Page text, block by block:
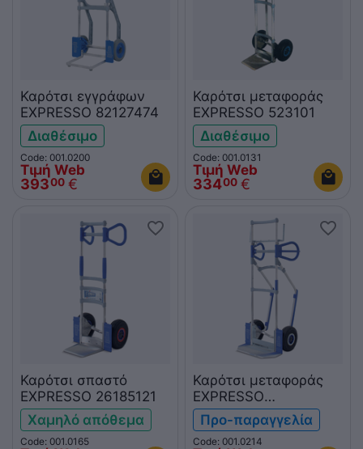
Καρότσι εγγράφων
EXPRESSO 82127474
Διαθέσιμο
Code: 001.0200
Τιμή Web
39300 €
Καρότσι μεταφοράς
EXPRESSO 523101
Διαθέσιμο
Code: 001.0131
Τιμή Web
33400 €
Καρότσι σπαστό
EXPRESSO 26185121
Χαμηλό απόθεμα
Code: 001.0165
Καρότσι μεταφοράς
EXPRESSO
84381821+1220
Προ-παραγγελία
Code: 001.0214